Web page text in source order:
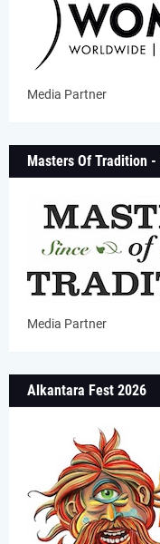
Media Partner
Masters Of Tradition
Media Partner
Alkantara Fest 2026